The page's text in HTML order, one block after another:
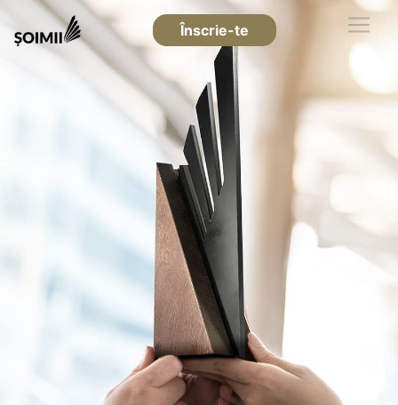
Înscrie-te